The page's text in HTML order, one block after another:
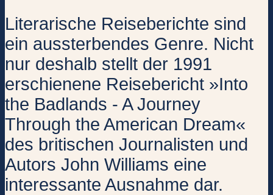
Literarische Reiseberichte sind
ein aussterbendes Genre. Nicht
nur deshalb stellt der 1991
erschienene Reisebericht »Into
the Badlands - A Journey
Through the American Dream«
des britischen Journalisten und
Autors John Williams eine
interessante Ausnahme dar.